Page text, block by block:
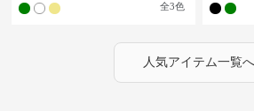
全3色
人気アイテム一覧へ